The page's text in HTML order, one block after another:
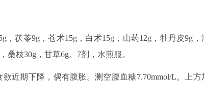
茯苓9g，苍术15g，白术15g，山药12g，牡丹皮9g，
桑枝30g，甘草6g。7剂，水煎服。
近期下降，偶有腹胀。测空腹血糖7.70mmol/L。上方